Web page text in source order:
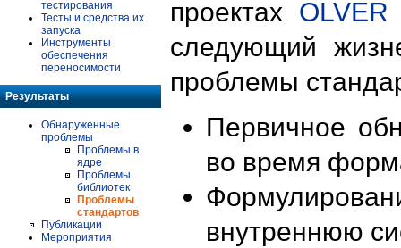
тестирования
Тесты и средства их
запуска
Инструменты
обеспечения
переносимости
Результаты
Обнаруженные
проблемы
Проблемы в
ядре
Проблемы
библиотек
Проблемы
стандартов
Публикации
Мероприятия
проектах OLVER
следующий
проблемы
Первичное
во время
внутреннюю